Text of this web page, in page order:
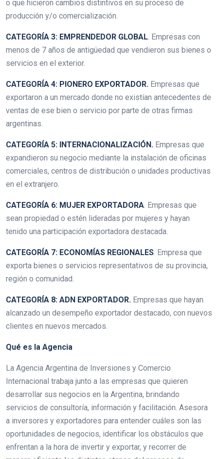
o que hicieron cambios distintivos en su proceso de
producción y/o comercialización.
CATEGORÍA 3: EMPRENDEDOR GLOBAL. Empresas con
menos de 7 años de antigüedad que vendieron sus bienes o
servicios en el exterior.
CATEGORÍA 4: PIONERO EXPORTADOR. Empresas que
exportaron a un mercado donde no existían antecedentes de
ventas de ese bien o servicio por parte de otras firmas
argentinas.
CATEGORÍA 5: INTERNACIONALIZACIÓN. Empresas que
expandieron su negocio mediante la instalación de oficinas
comerciales, centros de distribución o unidades productivas
en el extranjero.
CATEGORÍA 6: MUJER EXPORTADORA. Empresas que
sean propiedad o estén lideradas por mujeres y hayan
tenido una participación exportadora destacada.
CATEGORÍA 7: ECONOMÍAS REGIONALES. Empresa que
exporta bienes o servicios representativos de su provincia,
región o comunidad.
CATEGORÍA 8: ADN EXPORTADOR. Empresas que hayan
alcanzado un desempeño exportador destacado, con nuevos
clientes en nuevos mercados.
Qué es la Agencia
La Agencia Argentina de Inversiones y Comercio
Internacional trabaja junto a las empresas que quieren
desarrollar sus negocios en la Argentina, brindando
servicios de consultoría, información y facilitación. Asesora
a inversores y exportadores para entender cuáles son las
oportunidades de negocios, identificar los obstáculos que
enfrentan a la hora de invertir y exportar, y recorrer de